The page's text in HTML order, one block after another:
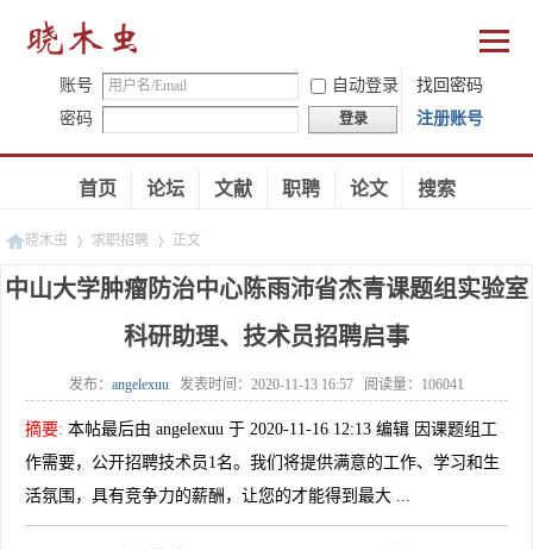
账号 自动登录
找回密码
密码
登录 注册账号
首页 论坛 文献 职聘 论文 搜索
晓木虫 求职招聘
»
正文
中山大学肿瘤防治中心陈雨沛省杰青课题组实验室
科研助理、技术员招聘启事
发布： angelexuu 发表时间： 2020-11-13 16:57 阅读量： 106041
摘要: 本帖最后由 angelexuu 于 2020-11-16 12:13 编辑 因课题组工
作需要，公开招聘技术员1名。我们将提供满意的工作、学习和生
活氛围，具有竞争力的薪酬，让您的才能得到最大 ...